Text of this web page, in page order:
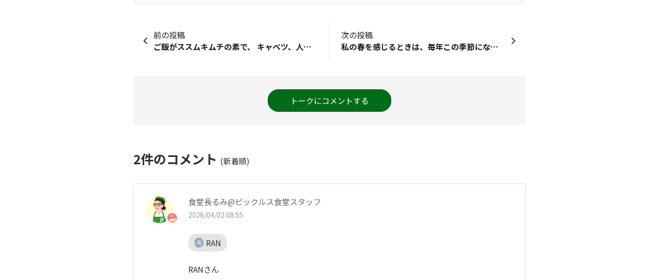
前の投稿
ご飯がススムキムチの素で、 キャベツ、人参、もやし、ほうれん草などを漬けてみたいです。
次の投稿
私の春を感じるときは、毎年この季節になると友人から「筍掘り」のお誘いの電話がかかってきます。友人が所有している山の竹林には、この時期からぼつぼつと小さな筍の赤ちゃんが地表に頭を出してきて、「筍掘り」の春が訪れます。
トークにコメントする
2件のコメント (新着順)
食堂長るみ@ピックルス食堂スタッフ
2026/04/02 08:55
RAN
RANさん